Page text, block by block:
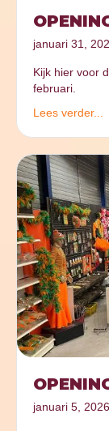
januari 31,
Kijk hier voor
februari.
Lees verder...
januari 5, 2026